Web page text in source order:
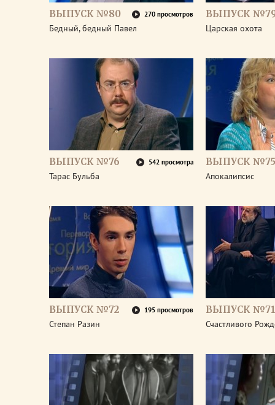
ВЫПУСК №80 270 просмотров
Бедный, бедный Павел
ВЫПУСК
Царская охота
ВЫПУСК №76 542 просмотра
Тарас Бульба
ВЫПУСК №75
Апокалипсис
ВЫПУСК №72 195 просмотров
Степан Разин
ВЫПУСК №71
Счастливого